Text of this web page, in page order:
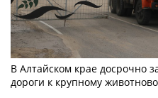
В Алтайском крае досрочно
дороги к крупному